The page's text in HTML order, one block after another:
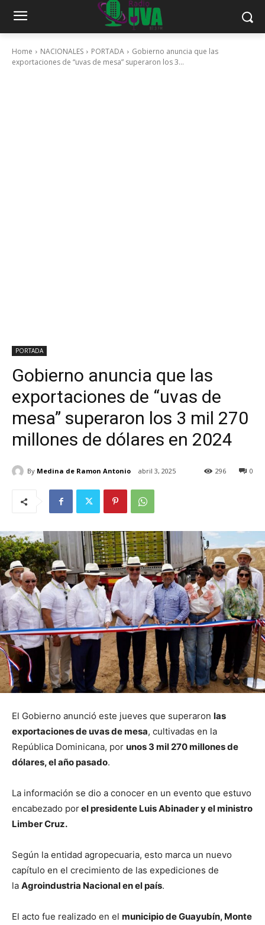
Home NACIONALES PORTADA
Gobierno anuncia que las
exportaciones de “uvas de mesa” superaron los 3...
PORTADA
Gobierno anuncia que las
exportaciones de “uvas de
mesa” superaron los 3 mil 270
millones de dólares en 2024
By Medina de Ramon Antonio abril 3, 2025 0
296
El Gobierno anunció este jueves que superaron las
exportaciones de uvas de mesa, cultivadas en la
República Dominicana, por unos 3 mil 270 millones de
dólares, el año pasado.
La información se dio a conocer en un evento que estuvo
encabezado porel presidente Luis Abinader y el ministro
Limber Cruz.
Según la entidad agropecuaria, esto marca un nuevo
capítulo en el crecimiento de las expediciones de
la Agroindustria Nacional en el país.
El acto fue realizado en el municipio de Guayubín, Monte